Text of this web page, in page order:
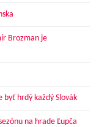
Brozman je
byť hrdý každý Slovák
na hrade Ľupča